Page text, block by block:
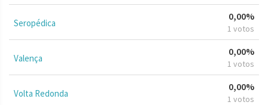
Seropédica
0,00%
1 votos
Valença
0,00%
1 votos
Volta Redonda
0,00%
1 votos